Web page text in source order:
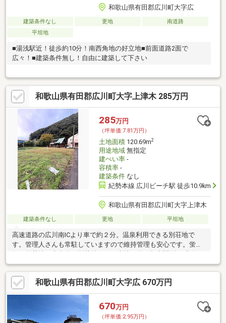
和歌山県有田郡広川町大字広
建築条件なし 更地
南道路
平坦地
■湯浅駅近！徒歩約10分！南西角地の好立地■前面道路2面で
広々！■建築条件無し！自由に建築して下さい
和歌山県有田郡広川町大字上津木 285万円
285万円
（坪単価:7.81万円）
土地面積120.69m2
用途地域無指定
建ぺい率-
容積率-
建築条件なし
紀勢本線 広川ビーチ駅 徒歩10.9km
和歌山県有田郡広川町大字上津木
建築条件なし 更地 平坦地
高速道路の広川南ICより車で約２分。温泉利用できる別荘地で
す。管理人さんも常駐していますので維持管理も安心です。蛍の
舞う別荘地。本物件は別荘地ながら土地や道の権利関係が明確で
すので安心です。
和歌山県有田郡広川町大字広 670万円
670万円
（坪単価:2.95万円）